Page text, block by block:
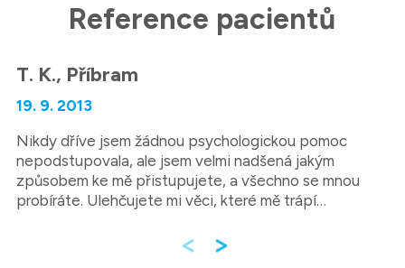
Reference pacientů
T. K., Příbram
19. 9. 2013
Nikdy dříve jsem žádnou psychologickou pomoc
nepodstupovala, ale jsem velmi nadšená jakým
způsobem ke mě přistupujete, a všechno se mnou
probíráte. Ulehčujete mi věci, které mě trápí…